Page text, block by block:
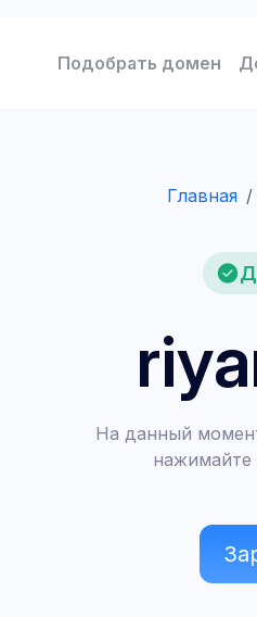
Подобрать домен
Главная
На данный
нажимайте